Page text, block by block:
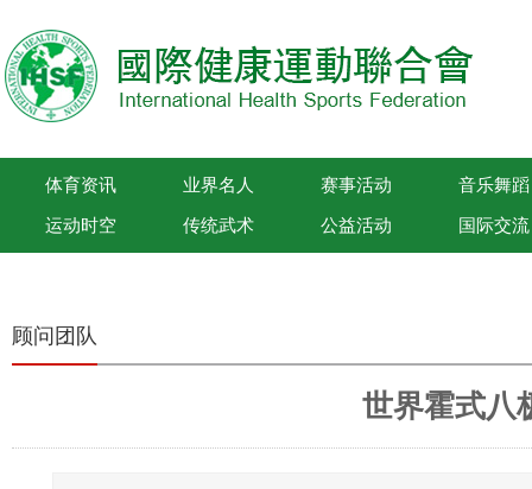
体育资讯 业界名人 赛事活动 音乐舞蹈
运动时空 传统武术 公益活动 国际交流
顾问团队
世界霍式八